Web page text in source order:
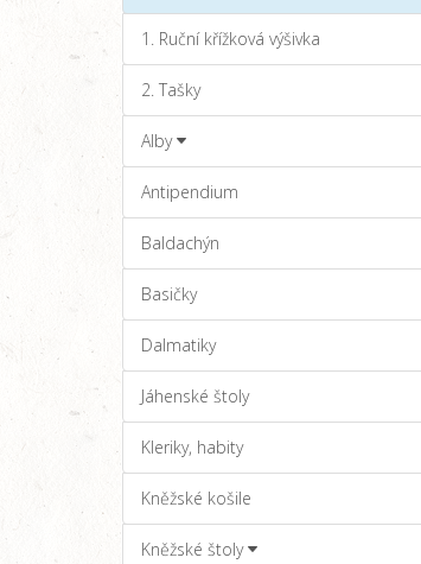
1. Ruční křížková výšivka
2. Tašky
Alby
Antipendium
Baldachýn
Basičky
Dalmatiky
Jáhenské štoly
Kleriky, habity
Kněžské košile
Kněžské štoly